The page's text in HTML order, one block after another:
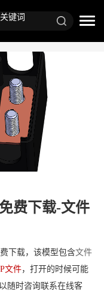
费下载-文件
下载，该模型包含文件
文件，打开的时候可能
随时咨询联系在线客